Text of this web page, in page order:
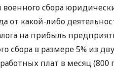
военного сбора
от какой-либо
на прибыль
сбора в размере 5% из
плат в месяц (800